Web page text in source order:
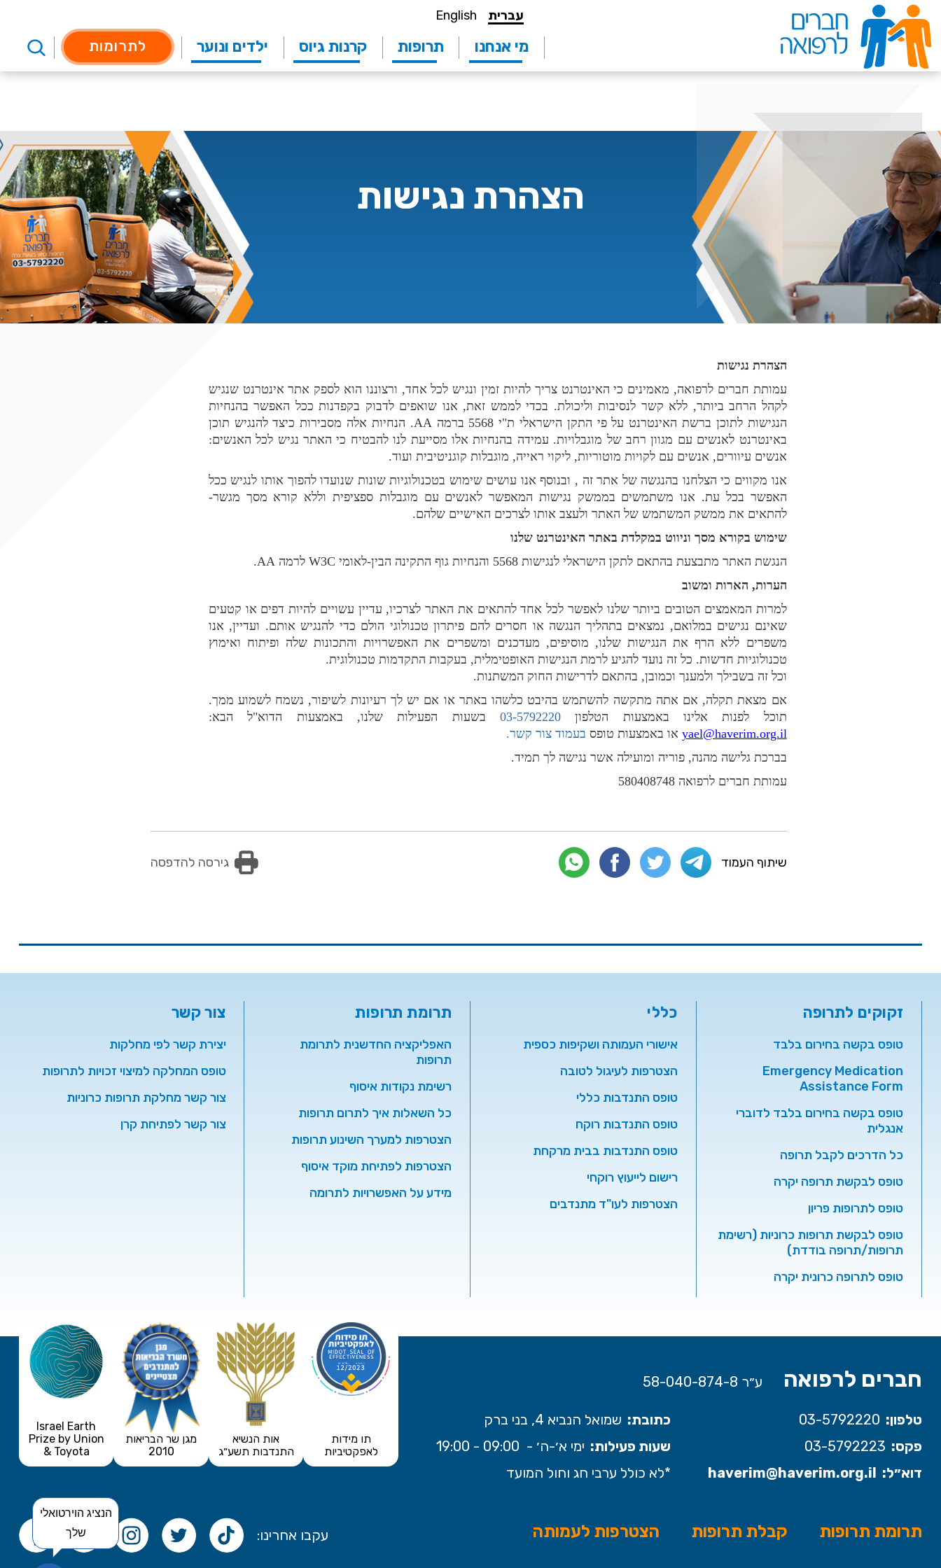
English עברית
מי אנחנו תרופות קרנות גיוס ילדים ונוער לתרומות
הצהרת נגישות
הצהרת נגישות
עמותת חברים לרפואה, מאמינים כי האינטרנט צריך להיות זמין ונגיש לכל אחד, ורצוננו הוא לספק אתר אינטרנט שנגיש
לקהל הרחב ביותר, ללא קשר לנסיבות וליכולת. בכדי לממש זאת, אנו שואפים לדבוק בקפדנות ככל האפשר בהנחיות
הנגישות לתוכן ברשת האינטרנט על פי התקן הישראלי ת"י 5568 ברמה
הנחיות אלה מסבירות כיצד להנגיש תוכן
באינטרנט לאנשים עם מגוון רחב של מוגבלויות. עמידה בהנחיות אלו מסייעת לנו להבטיח כי האתר נגיש לכל האנשים:
אנשים עיוורים, אנשים עם לקויות מוטוריות, ליקוי ראייה, מוגבלות קוגניטיבית ועוד.
אנו מקווים כי הצלחנו בהנגשה של אתר זה , ובנוסף אנו עושים שימוש בטכנולוגיות שונות שנועדו להפוך אותו לנגיש ככל
האפשר בכל עת. אנו משתמשים בממשק נגישות המאפשר לאנשים עם מוגבלות ספציפית וללא קורא מסך מגשר-
להתאים את ממשק המשתמש של האתר ולעצב אותו לצרכים האישיים שלהם.
שימוש בקורא מסך וניווט במקלדת באתר האינטרנט שלנו
הנגשת האתר מתבצעת בהתאם לתקן הישראלי לנגישות 5568 והנחיות גוף התקינה הבין-לאומי
W3C לרמה AA
.
הערות, הארות ומשוב
למרות המאמצים הטובים ביותר שלנו לאפשר לכל אחד להתאים את האתר לצרכיו, עדיין עשויים להיות דפים או קטעים
שאינם נגישים במלואם, נמצאים בתהליך הנגשה או חסרים להם פיתרון טכנולוגי הולם כדי להנגיש אותם. ועדיין, אנו
משפרים ללא הרף את הנגישות שלנו, מוסיפים, מעדכנים ומשפרים את האפשרויות והתכונות שלה ופיתוח ואימוץ
טכנולוגיות חדשות. כל זה נועד להגיע לרמת הנגישות האופטימלית, בעקבות התקדמות טכנולוגית.
וכל זה בשבילך ולמענך וכמובן, בהתאם לדרישות החוק המשתנות.
אם מצאת תקלה, אם אתה מתקשה להשתמש בהיבט כלשהו באתר או אם יש לך רעיונות לשיפור, נשמח לשמוע ממך.
תוכל לפנות אלינו באמצעות הטלפון03-5792220 בשעות הפעילות שלנו, באמצעות הדוא"ל הבא:
yael@haverim.org.il או באמצעות טופס בעמוד צור קשר.
בברכת גלישה מהנה, פוריה ומועילה אשר נגישה לך תמיד.
עמותת חברים לרפואה 580408748
שיתוף העמוד גירסה להדפסה
זקוקים לתרופה
טופס בקשה בחירום בלבד
Emergency Medication
Assistance Form
טופס בקשה בחירום בלבד לדוברי
אנגלית
כל הדרכים לקבל תרופה
טופס לבקשת תרופה יקרה
טופס לתרופות פריון
טופס לבקשת תרופות כרוניות (רשימת
תרופות/תרופה בודדת)
טופס לתרופה כרונית יקרה
כללי
אישורי העמותה ושקיפות כספית
הצטרפות לעיגול לטובה
טופס התנדבות כללי
טופס התנדבות רוקח
טופס התנדבות בבית מרקחת
רישום לייעוץ רוקחי
הצטרפות לעו"ד מתנדבים
תרומת תרופות
האפליקציה החדשנית לתרומת
תרופות
רשימת נקודות איסוף
כל השאלות איך לתרום תרופות
הצטרפות למערך השינוע תרופות
הצטרפות לפתיחת מוקד איסוף
מידע על האפשרויות לתרומה
צור קשר
יצירת קשר לפי מחלקות
טופס המחלקה למיצוי זכויות לתרופות
צור קשר מחלקת תרופות כרוניות
צור קשר לפתיחת קרן
חברים לרפואה ע״ר 58-040-874-8
טלפון: 03-5792220
פקס: 03-5792223
דוא״ל: haverim@haverim.org.il
כתובת: שמואל הנביא 4, בני ברק
שעות פעילות: ימי א׳-ה׳ - 09:00 - 19:00
*לא כולל ערבי חג וחול המועד
תו מידות
לאפקטיביות
אות הנשיא
התנדבות תשע״ג
מגן שר הבריאות
2010
Israel Earth
Prize by Union
& Toyota
תרומת תרופות קבלת תרופות הצטרפות לעמותה עקבו אחרינו:
הנציג הוירטואלי
שלך